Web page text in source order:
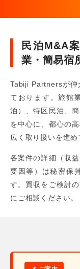
民泊M&A
業・簡易宿
Tabiji Partnersが仲
ております。旅館
泊）、特区民泊、
を中心に、都心の
広く取り扱いを進め
各案件の詳細（収
要因等）は秘密保
す。買収をご検討
にご相談ください。